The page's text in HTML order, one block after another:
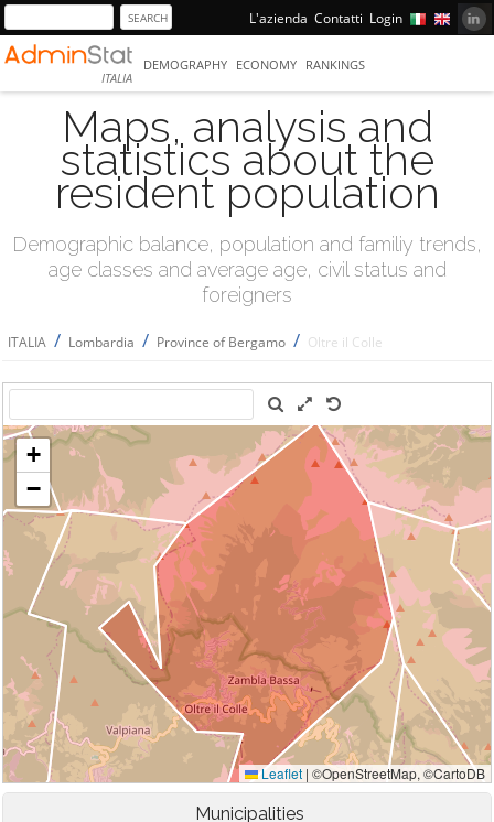
L'azienda Contatti Login
ITALIA
DEMOGRAPHY ECONOMY RANKINGS
Maps, analysis and
statistics about the
resident population
Demographic balance, population and familiy trends,
age classes and average age, civil status and
foreigners
ITALIA / Lombardia / Province of Bergamo / Oltre il Colle
Municipalities